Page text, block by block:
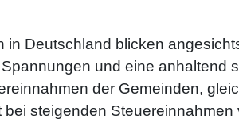
in Deutschland blicken
und eine anhaltend
der Gemeinden,
steigenden